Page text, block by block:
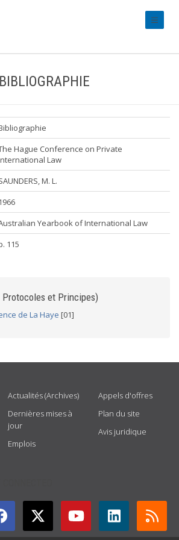
BIBLIOGRAPHIE
Hague Conference on Private
Law
M. L.
Yearbook of International Law
115
et Principes)
de La Haye [01]
Actualités (Archives)
Dernières mises à
jour
Emplois
Appels d'offres
Plan du site
Avis juridique